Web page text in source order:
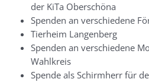
der KiTa Oberschöna
Spenden an verschiedene
Tierheim Langenberg
Spenden an verschiedene
Wahlkreis
Spende als Schirmherr für